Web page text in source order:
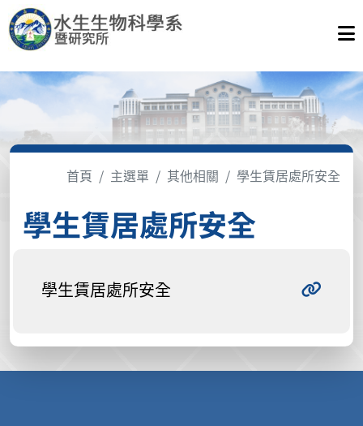
首頁 主選單 其他相關 學生賃居處所安全
學生賃居處所安全
學生賃居處所安全